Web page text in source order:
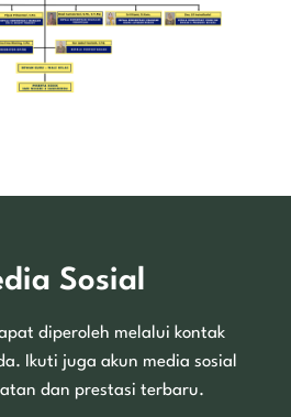
Sosial
diperoleh melalui kontak
Ikuti juga akun media sosial
dan prestasi terbaru.